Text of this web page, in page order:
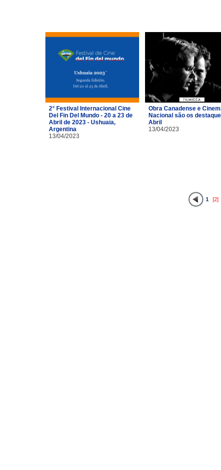
2° Festival Internacional Cine
Del Fin Del Mundo - 20 a 23 de
Abril de 2023 - Ushuaia,
Argentina
13/04/2023
Obra Canadense e
Nacional são os
Abril
13/04/2023
1 [2]